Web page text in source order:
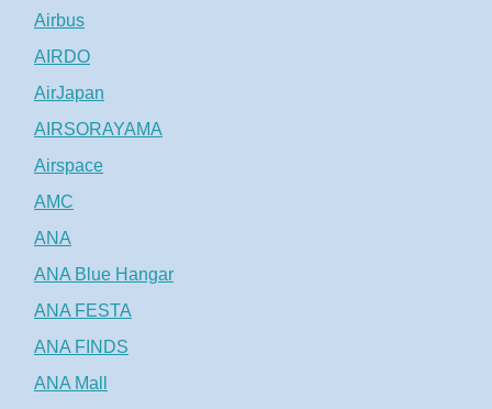
Airbus
AIRDO
AirJapan
AIRSORAYAMA
Airspace
AMC
ANA
ANA Blue Hangar
ANA FESTA
ANA FINDS
ANA Mall